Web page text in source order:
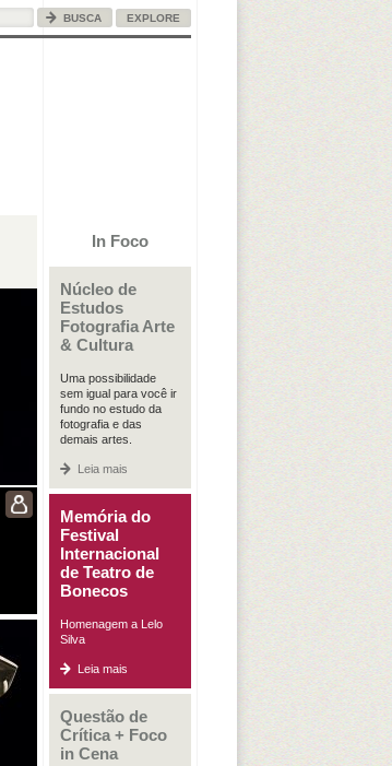
EXPLORE
In Foco
Núcleo de
Estudos
Fotografia Arte
& Cultura
Uma possibilidade
sem igual para você ir
fundo no estudo da
fotografia e das
demais artes.
Leia mais
Memória do
Festival
Internacional
de Teatro de
Bonecos
Homenagem a Lelo
Silva
Leia mais
Questão de
Crítica + Foco
in Cena